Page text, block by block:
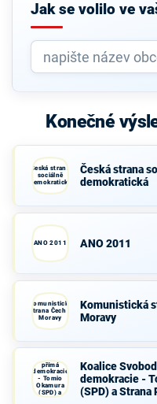
Jak se volilo ve
Konečné
Česká strana
sociálně
demokratická
Česká strana
demokratická
ANO 2011 ANO 2011
Komunistická
strana Čech a
Moravy
Komunistická
Moravy
přímá
demokracie
- Tomio
Okamura
(SPD) a
Strana Práv
Koalice
demokracie -
(SPD) a Strana